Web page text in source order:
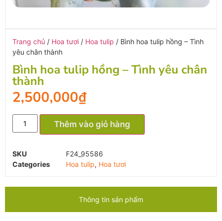
Trang chủ / Hoa tươi / Hoa tulip / Bình hoa tulip hồng – Tình
yêu chân thành
Bình hoa tulip hồng – Tình yêu chân
thành
2,500,000₫
Thêm vào giỏ hàng
SKU
F24_95586
Categories
Hoa tulip, Hoa tươi
Thông tin sản phẩm